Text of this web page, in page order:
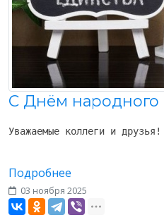
С Днём народного
Уважаемые коллеги и
Подробнее
03 ноября 2025